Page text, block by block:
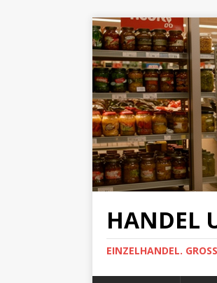
HANDEL
EINZELHANDEL.